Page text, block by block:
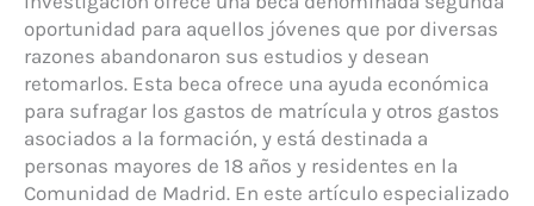
oportunidad para aquellos jóvenes que por diversas
razones abandonaron sus estudios y desean
retomarlos. Esta beca ofrece una ayuda económica
para sufragar los gastos de matrícula y otros gastos
asociados a la formación, y está destinada a
personas mayores de 18 años y residentes en la
Comunidad de Madrid. En este artículo especializado